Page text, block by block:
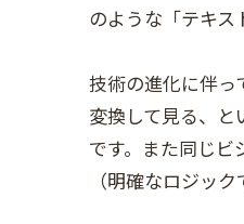
のような「テキス
技術の進化に伴っ
変換して見る、
です。また同じ
（明確なロジッ